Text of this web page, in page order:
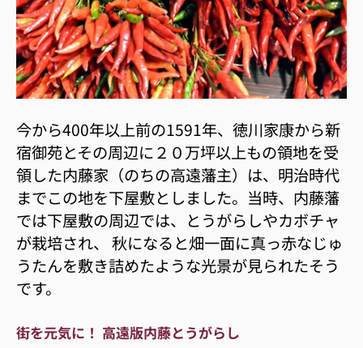
今から400年以上前の1591年、徳川家康から新
宿御苑とその周辺に２０万坪以上もの領地を受
領した内藤家（のちの高遠藩主）は、明治時代
までこの地を下屋敷としました。当時、内藤藩
では下屋敷の周辺では、とうがらしやカボチャ
が栽培され、 秋になると畑一面に真っ赤なじゅ
うたんを敷き詰めたような光景が見られたそう
です。
街を元気に！ 高遠版内藤とうがらし